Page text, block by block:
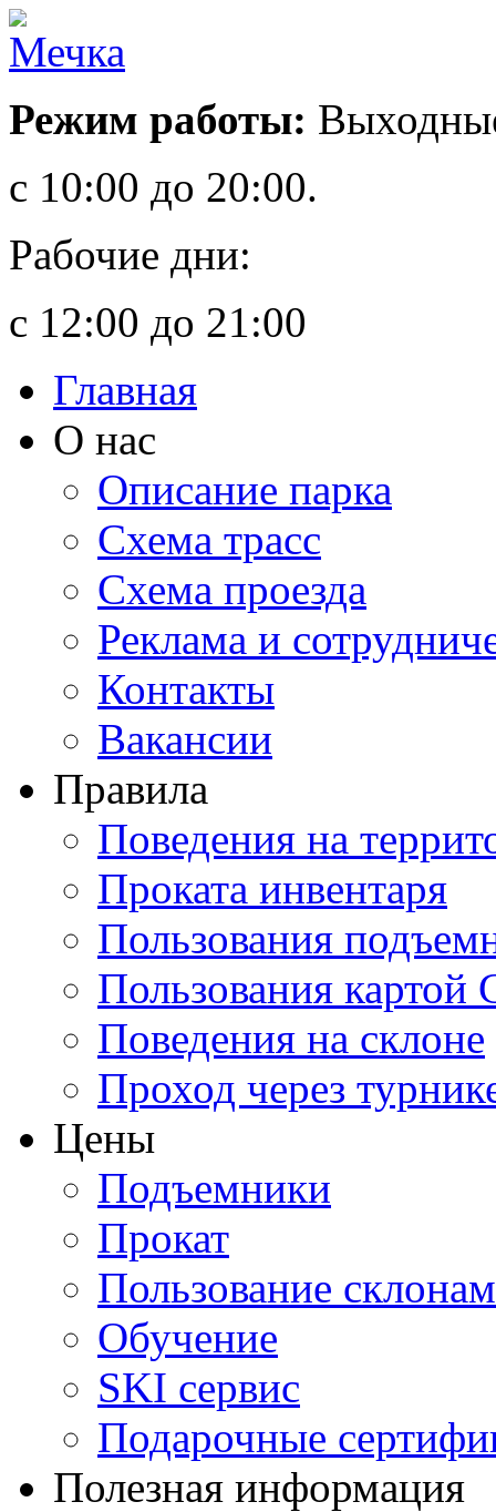
Режим работы:
с 10:00 до 20:00.
Рабочие дни:
с 12:00 до 21:00
Главная
О нас
Описание парка
Схема трасс
Схема проезда
Реклама и
Контакты
Вакансии
Правила
Поведения на
Проката инвентаря
Пользования
Пользования картой
Поведения на склоне
Проход через
Цены
Подъемники
Прокат
Пользование
Обучение
SKI сервис
Подарочные
Полезная информация